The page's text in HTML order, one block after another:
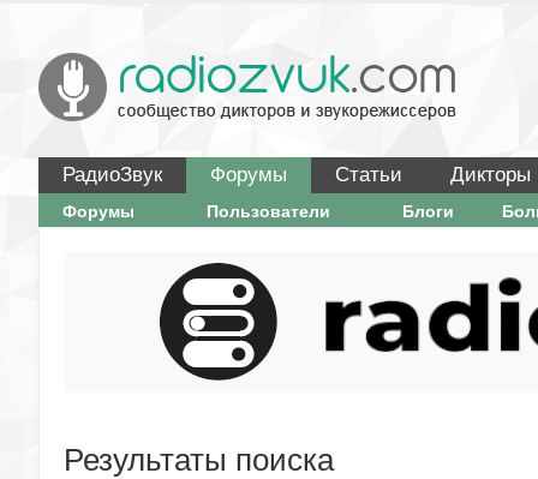
РадиоЗвук Форумы Статьи Дикторы
Форумы Пользователи Блоги
Результаты поиска